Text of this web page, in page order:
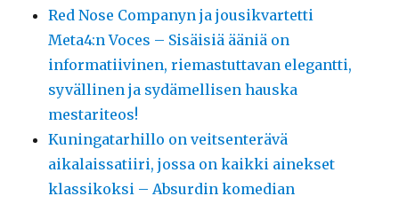
Red Nose Companyn ja jousikvartetti
Meta4:n Voces – Sisäisiä ääniä on
informatiivinen, riemastuttavan elegantti,
syvällinen ja sydämellisen hauska
mestariteos!
Kuningatarhillo on veitsenterävä
aikalaissatiiri, jossa on kaikki ainekset
klassikoksi – Absurdin komedian